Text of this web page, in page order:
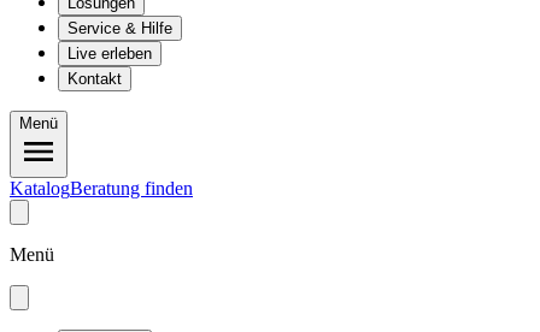
Service & Hilfe
Live erleben
Kontakt
Menü
KatalogBeratung finden
Menü